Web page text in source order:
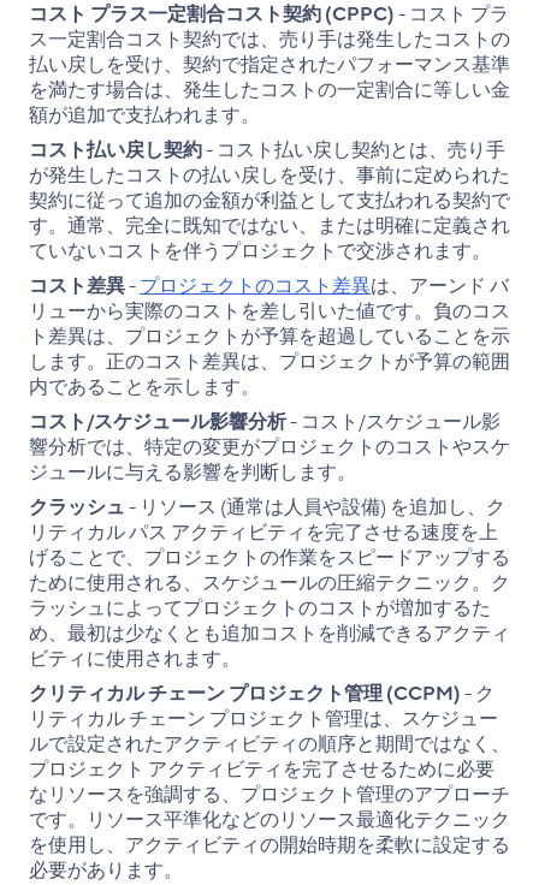
コスト プラス一定割合コスト契約 (CPPC)- コスト プラ
ス一定割合コスト契約では、売り手は発生したコストの
払い戻しを受け、契約で指定されたパフォーマンス基準
を満たす場合は、発生したコストの一定割合に等しい金
額が追加で支払われます。
コスト払い戻し契約- コスト払い戻し契約とは、売り手
が発生したコストの払い戻しを受け、事前に定められた
契約に従って追加の金額が利益として支払われる契約で
す。通常、完全に既知ではない、または明確に定義され
ていないコストを伴うプロジェクトで交渉されます。
コスト差異-プロジェクトのコスト差異は、アーンド バ
リューから実際のコストを差し引いた値です。負のコス
ト差異は、プロジェクトが予算を超過していることを示
します。正のコスト差異は、プロジェクトが予算の範囲
内であることを示します。
コスト/スケジュール影響分析- コスト/スケジュール影
響分析では、特定の変更がプロジェクトのコストやスケ
ジュールに与える影響を判断します。
クラッシュ- リソース (通常は人員や設備) を追加し、ク
リティカル パス アクティビティを完了させる速度を上
げることで、プロジェクトの作業をスピードアップする
ために使用される、スケジュールの圧縮テクニック。ク
ラッシュによってプロジェクトのコストが増加するた
め、最初は少なくとも追加コストを削減できるアクティ
ビティに使用されます。
クリティカル チェーン プロジェクト管理 (CCPM)- ク
リティカル チェーン プロジェクト管理は、スケジュー
ルで設定されたアクティビティの順序と期間ではなく、
プロジェクト アクティビティを完了させるために必要
なリソースを強調する、プロジェクト管理のアプローチ
です。リソース平準化などのリソース最適化テクニック
を使用し、アクティビティの開始時期を柔軟に設定する
必要があります。